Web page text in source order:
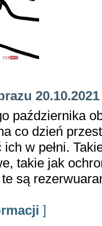
20.10.2021
października
co dzień
w pełni.
takie jak
są
]